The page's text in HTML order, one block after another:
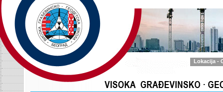
Lokacija -